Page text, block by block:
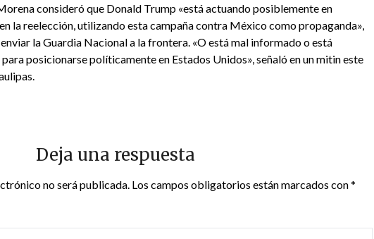
consideró que Donald Trump «está actuando posiblemente en
la reelección, utilizando esta campaña contra México como propaganda»,
la Guardia Nacional a la frontera. «O está mal informado o está
posicionarse políticamente en Estados Unidos», señaló en un mitin este
Deja una respuesta
no será publicada. Los campos obligatorios están marcados con*